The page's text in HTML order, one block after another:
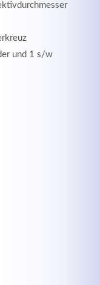
und 1 s/w
adipiscing
dolor.
adipiscing